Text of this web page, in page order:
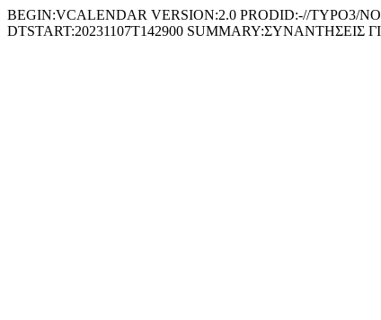
BEGIN:VCALENDAR VERSION:2.0 PRODID:-//TYPO3/
DTSTART:20231107T142900 SUMMARY:ΣΥΝΑΝΤΗΣΕΙΣ